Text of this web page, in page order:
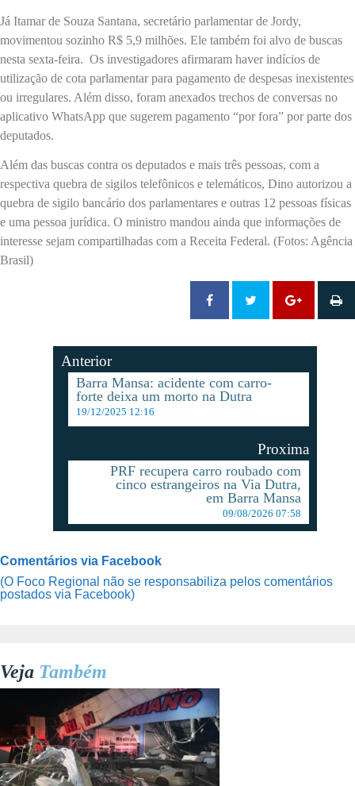
Já Itamar de Souza Santana, secretário parlamentar de Jordy,
movimentou sozinho R$ 5,9 milhões. Ele também foi alvo de buscas
nesta sexta-feira. Os investigadores afirmaram haver indícios de
utilização de cota parlamentar para pagamento de despesas inexistentes
ou irregulares. Além disso, foram anexados trechos de conversas no
aplicativo WhatsApp que sugerem pagamento “por fora” por parte dos
deputados.
Além das buscas contra os deputados e mais três pessoas, com a
respectiva quebra de sigilos telefônicos e telemáticos, Dino autorizou a
quebra de sigilo bancário dos parlamentares e outras 12 pessoas físicas
e uma pessoa jurídica. O ministro mandou ainda que informações de
interesse sejam compartilhadas com a Receita Federal. (Fotos: Agência
Brasil)
Anterior
Barra Mansa: acidente com carro-
forte deixa um morto na Dutra
19/12/2025 12:16
Proxima
PRF recupera carro roubado com
cinco estrangeiros na Via Dutra,
em Barra Mansa
09/08/2026 07:58
Comentários via Facebook
(O Foco Regional não se responsabiliza pelos comentários
postados via Facebook)
Veja Também